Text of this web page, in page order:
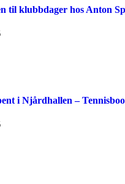
til klubbdager hos Anton
i Njårdhallen –